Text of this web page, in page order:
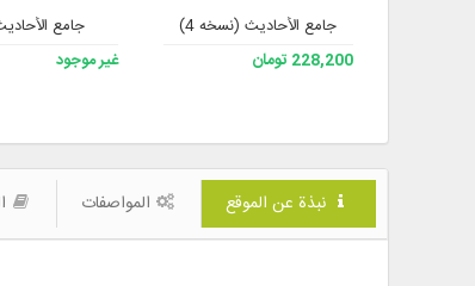
جامع الأحادیث (نسخه 4)
228,200 تومان
جامع الأحاديث
غير موجود
نبذة عن الموقع المواصفات